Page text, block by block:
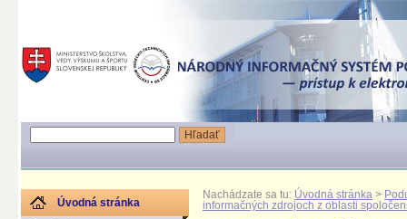
Úvodná stránka
Nachádzate sa tu: Úvodná stránka >
informačných zdrojoch z oblasti